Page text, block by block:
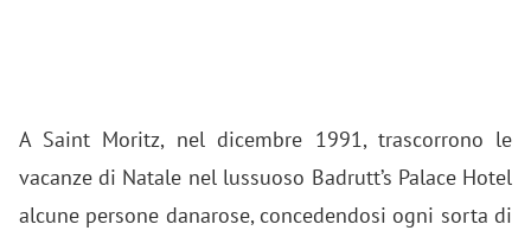
A Saint Moritz, nel dicembre 1991, trascorrono le
vacanze di Natale nel lussuoso Badrutt’s Palace Hotel
alcune persone danarose, concedendosi ogni sorta di